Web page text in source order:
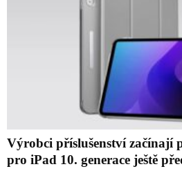
Výrobci příslušenství začínají
pro iPad 10. generace ještě